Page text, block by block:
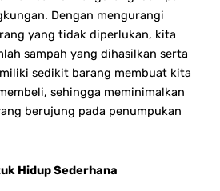
Dengan mengurangi
yang tidak diperlukan, kita
sampah yang dihasilkan serta
sedikit barang membuat kita
sehingga meminimalkan
berujung pada penumpukan
Hidup Sederhana